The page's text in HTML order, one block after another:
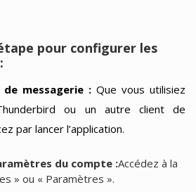
pour configurer les
messagerie : Que vous utilisiez
ou un autre client de
par lancer l’application.
du compte :Accédez à la
» ou « Paramètres ».